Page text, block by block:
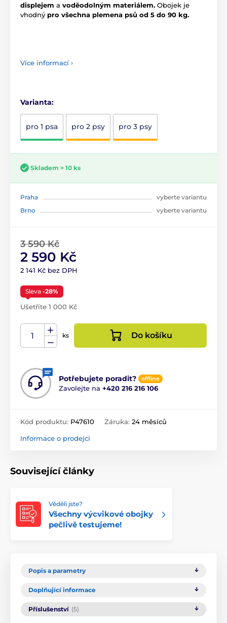
displejem a voděodolným materiálem. Obojek je
vhodný pro všechna plemena psů od 5 do 90 kg.
Více informací ›
Varianta:
pro 1 psa pro 2 psy pro 3 psy
Skladem > 10 ks
Praha
vyberte variantu
Brno
vyberte variantu
3 590 Kč
2 590 Kč
2 141 Kč bez DPH
Sleva -28%
Ušetříte 1 000 Kč
ks Do košíku
Potřebujete poradit? offline
Zavolejte na +420 216 216 106
Kód produktu: P47610 Záruka: 24 měsíců
Informace o prodejci
Související články
Věděli jste?
Všechny výcvikové obojky
pečlivě testujeme!
Popis a parametry
Doplňující informace
Příslušenství (5)